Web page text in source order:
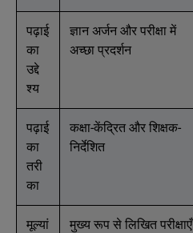
पढ़ाई
का
उद्दे
श्य
ज्ञान अर्जन और परीक्षा में
अच्छा प्रदर्शन
पढ़ाई
का
तरी
का
कक्षा-केंद्रित और शिक्षक-
निर्देशित
मूल्यां
मुख्य रूप से लिखित परीक्षाएँ